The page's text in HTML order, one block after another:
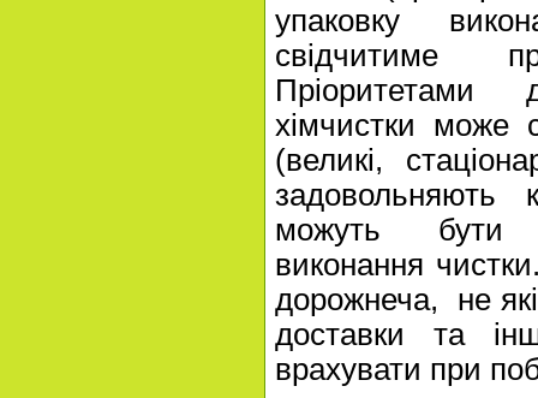
упаковку
свідчитиме
Пріоритетами
хімчистки може
(великі,
задовольняють
можуть бути
виконання
дорожнеча, не
доставки та
врахувати при